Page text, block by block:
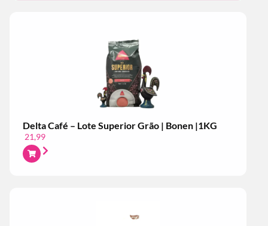
Delta Café – Lote Superior Grão | Bonen |1KG
21,99